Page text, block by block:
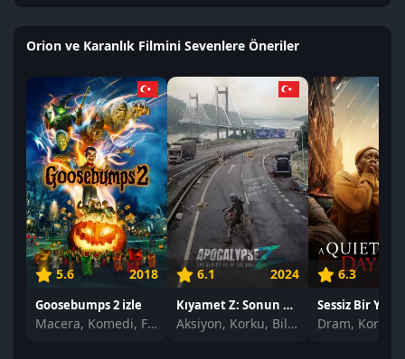
Orion ve Karanlık Filmini Sevenlere Öneriler
5.6 2018
Goosebumps 2 izle
Macera, Komedi, Fantastik
6.1 2024
Kıyamet Z: Sonun Başlangıcı izle
Aksiyon, Korku, Bilim Kurgu
6.3